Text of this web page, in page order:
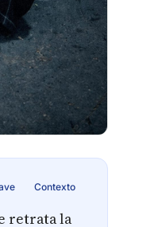
Contexto
retrata la